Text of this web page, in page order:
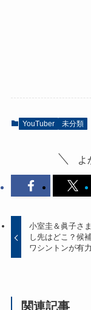
YouTuber 未分類
よ
小室圭＆眞子さ
し先はどこ？候
ワシントンが有
関連記事